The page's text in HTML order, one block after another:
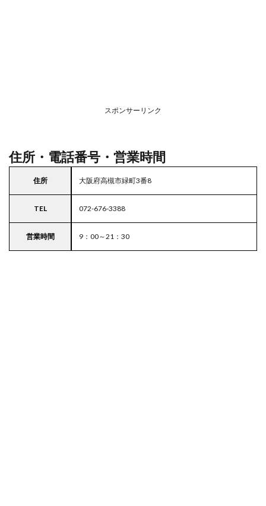
スポンサーリンク
住所・電話番号・営業時間
住所 大阪府高槻市緑町3番8
TEL 072-676-3388
営業時間 9：00～21：30